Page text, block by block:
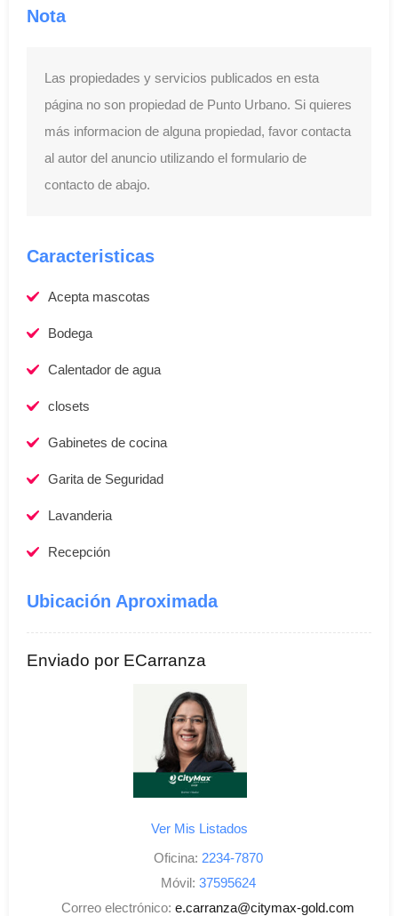
Nota
Las propiedades y servicios publicados en esta
página no son propiedad de Punto Urbano. Si quieres
más informacion de alguna propiedad, favor contacta
al autor del anuncio utilizando el formulario de
contacto de abajo.
Caracteristicas
Acepta mascotas
Bodega
Calentador de agua
closets
Gabinetes de cocina
Garita de Seguridad
Lavanderia
Recepción
Ubicación Aproximada
Enviado por ECarranza
Ver Mis Listados
Oficina: 2234-7870
Móvil: 37595624
Correo electrónico: e.carranza@citymax-gold.com